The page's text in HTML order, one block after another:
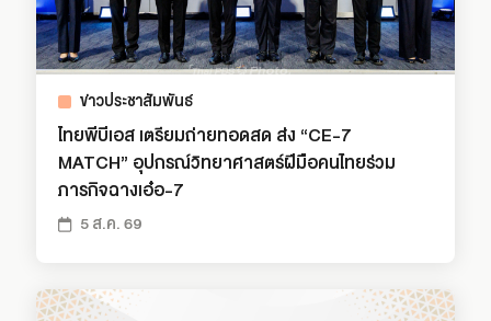
ข่าวประชาสัมพันธ์
ไทยพีบีเอส เตรียมถ่ายทอดสด ส่ง “CE-7
MATCH” อุปกรณ์วิทยาศาสตร์ฝีมือคนไทยร่วม
ภารกิจฉางเอ๋อ-7
5 ส.ค. 69